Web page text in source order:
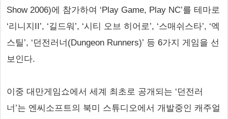
Show 2006)에 참가하여 ‘Play Game, Play NC’를 테마로
‘리니지II’, ‘길드워’, ‘시티 오브 히어로’, ‘스매쉬스타’, ‘엑
스틸’, ‘던전러너(Dungeon Runners)’ 등 6가지 게임을 선
보인다.
이중 대만게임쇼에서 세계 최초로 공개되는 ‘던전러
너’는 엔씨소프트의 북미 스튜디오에서 개발중인 캐주얼